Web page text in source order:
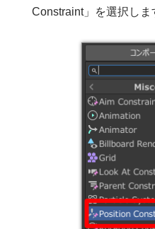
Constraint」を選択しま